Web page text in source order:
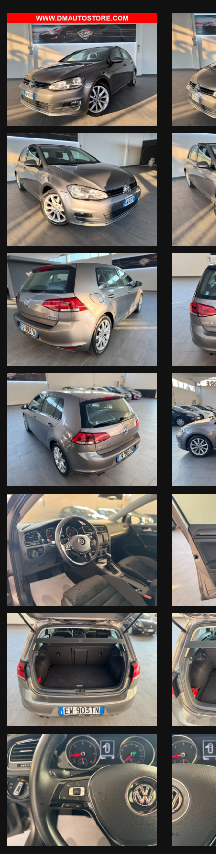
- ORARIO APERTURA:
-Lunedì al venerdi 09:00/12:30 - 14:30/19:00
-Sabato 09:00/12:30 - 14:30/18:30
-Domenica - APPUNTAMENTO
E' consigliato telefonare per informazioni e disponibilità dell'auto
UFFICIO 0445 181 35 92
TITOLARE 328 60 159 60
DM AUTO STORE S.R.L
SEDE:
VIA DEL TERZIARIO, 36/A
36016 THIENE(VI)
La dotazione tecnica e gli accessori indicati nella presente
l'effettivo equipagiamento del veicolo, a causa della non
DM Auto Store declina ogni responsabilità per eventuali
rappresentano in alcun modo un impegno contrattuale.